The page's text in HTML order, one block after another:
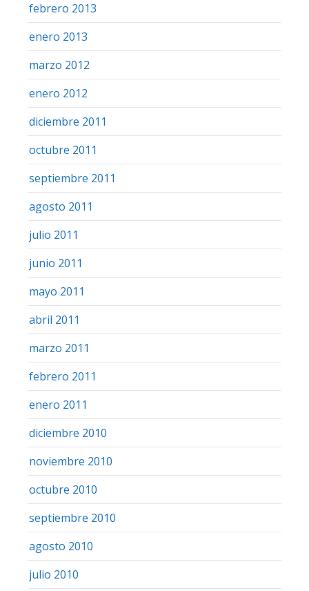
febrero 2013
enero 2013
marzo 2012
enero 2012
diciembre 2011
octubre 2011
septiembre 2011
agosto 2011
julio 2011
junio 2011
mayo 2011
abril 2011
marzo 2011
febrero 2011
enero 2011
diciembre 2010
noviembre 2010
octubre 2010
septiembre 2010
agosto 2010
julio 2010